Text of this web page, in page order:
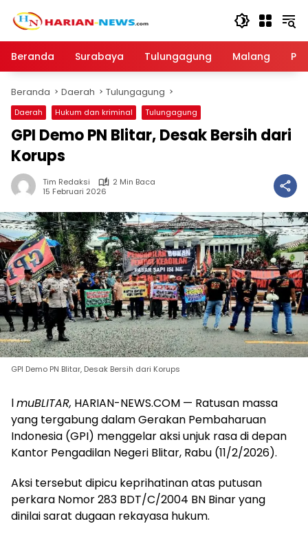
Beranda
Surabaya Tulungagung Malang
Beranda Daerah Tulungagung
Daerah Hukum dan kriminal Tulungagung
GPI Demo PN Blitar, Desak Bersih dari
Korups
Tim Redaksi
2 Min Baca
15 Februari 2026
GPI Demo PN Blitar, Desak Bersih dari Korups
lmuBLITAR, HARIAN-NEWS.COM — Ratusan massa
yang tergabung dalam Gerakan Pembaharuan
Indonesia (GPI) menggelar aksi unjuk rasa di depan
Kantor Pengadilan Negeri Blitar, Rabu (11/2/2026).
Aksi tersebut dipicu keprihatinan atas putusan
perkara Nomor 283 BDT/C/2004 BN Binar yang
dinilai sarat dugaan rekayasa hukum.